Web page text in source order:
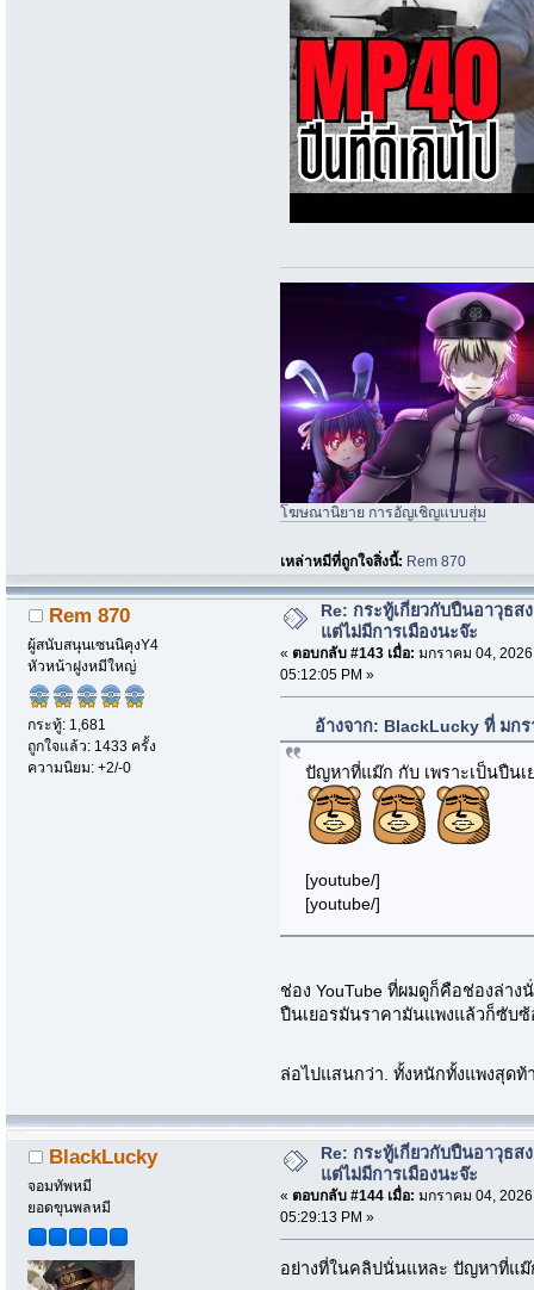
โฆษณานิยาย การอัญเชิญแบบสุ่ม
เหล่าหมีที่ถูกใจสิ่งนี้: Rem 870
Rem 870
ผู้สนับสนุนเซนนิคุงY4
หัวหน้าฝูงหมีใหญ่
กระทู้: 1,681
ถูกใจแล้ว: 1433 ครั้ง
ความนิยม: +2/-0
Re: กระทู้เกี่ยวกับปืนอาวุธส
แต่ไม่มีการเมืองนะจ๊ะ
« ตอบกลับ #143 เมื่อ: มกราคม 04,
05:12:05 PM »
อ้างจาก: BlackLucky ที่ มก
ปัญหาที่แม๊ก กับ เพราะเป็นปืนเ
[youtube/]
[youtube/]
ช่อง YouTube ที่ผมดูก็คือช่องล่า
ปืนเยอรมันราคามันแพงแล้วก็ซับ
ล่อไปแสนกว่า. ทั้งหนักทั้งแพงสุด
BlackLucky
จอมทัพหมี
ยอดขุนพลหมี
Re: กระทู้เกี่ยวกับปืนอาวุธส
แต่ไม่มีการเมืองนะจ๊ะ
« ตอบกลับ #144 เมื่อ: มกราคม 04,
05:29:13 PM »
อย่างที่ในคลิปนั่นแหละ ปัญหาที่แม๊